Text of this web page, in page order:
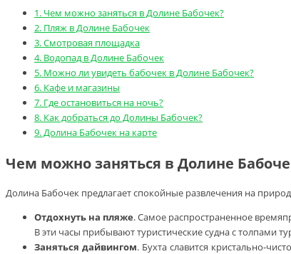
1. Чем можно заняться в Долине Бабочек?
2. Пляж в Долине Бабочек
3.Смотровая площадка
4. Водопад в Долине Бабочек
5. Можно ли увидеть бабочек в Долине Бабочек?
6. Кафе и магазины
7. Где остановиться на ночь?
8. Как добраться до Долины Бабочек?
9.Долина Бабочек на карте
Чем можно заняться в Долине
Долина Бабочек предлагает спокойные развлечения на
Отдохнуть на пляже. Самое распространенное
В эти часы прибывают туристические судна с толпами
Заняться дайвингом. Бухта славится кристально-